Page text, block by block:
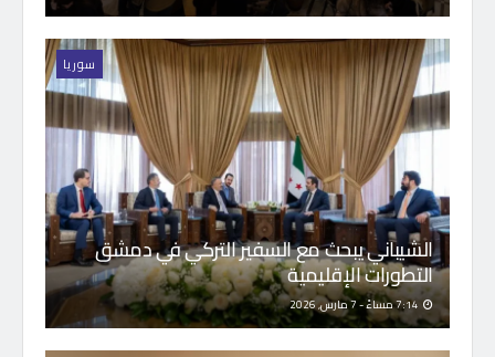
سوريا
الشيباني يبحث مع السفير التركي في دمشق
التطورات الإقليمية